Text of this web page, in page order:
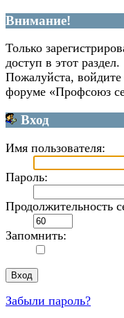
Внимание!
Только
доступ в этот раздел.
Пожалуйста,
форуме «Профсоюз
Вход
Имя пользователя:
Пароль:
Продолжительность
Запомнить:
Забыли пароль?